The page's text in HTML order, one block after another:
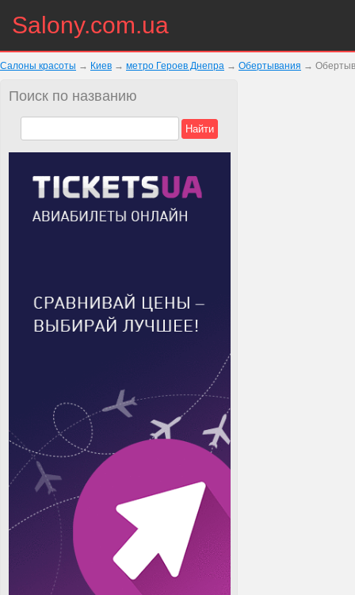
Salony.com.ua
Салоны красоты → Киев → метро Героев Днепра → Обертывания →
Поиск по названию